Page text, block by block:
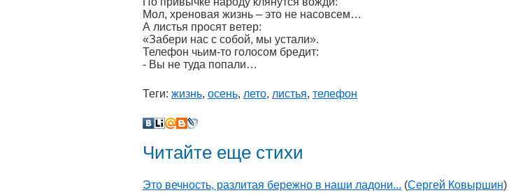
Мол, хреновая жизнь – это не насовсем…
А листья просят ветер:
«Забери нас с собой, мы устали».
Телефон чьим-то голосом бредит:
- Вы не туда попали…
Теги: жизнь, осень, лето, листья, телефон
Читайте еще стихи
Это вечность, разлитая бережно в наши ладони... (Сергей Ковыршин)